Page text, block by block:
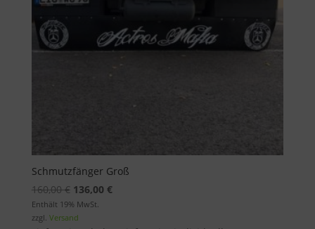
Schmutzfänger Groß
160,00€ Ursprünglicher
Preis
war:
136,00 €Aktueller
Enthält 19% MwSt.
zzgl. Versand